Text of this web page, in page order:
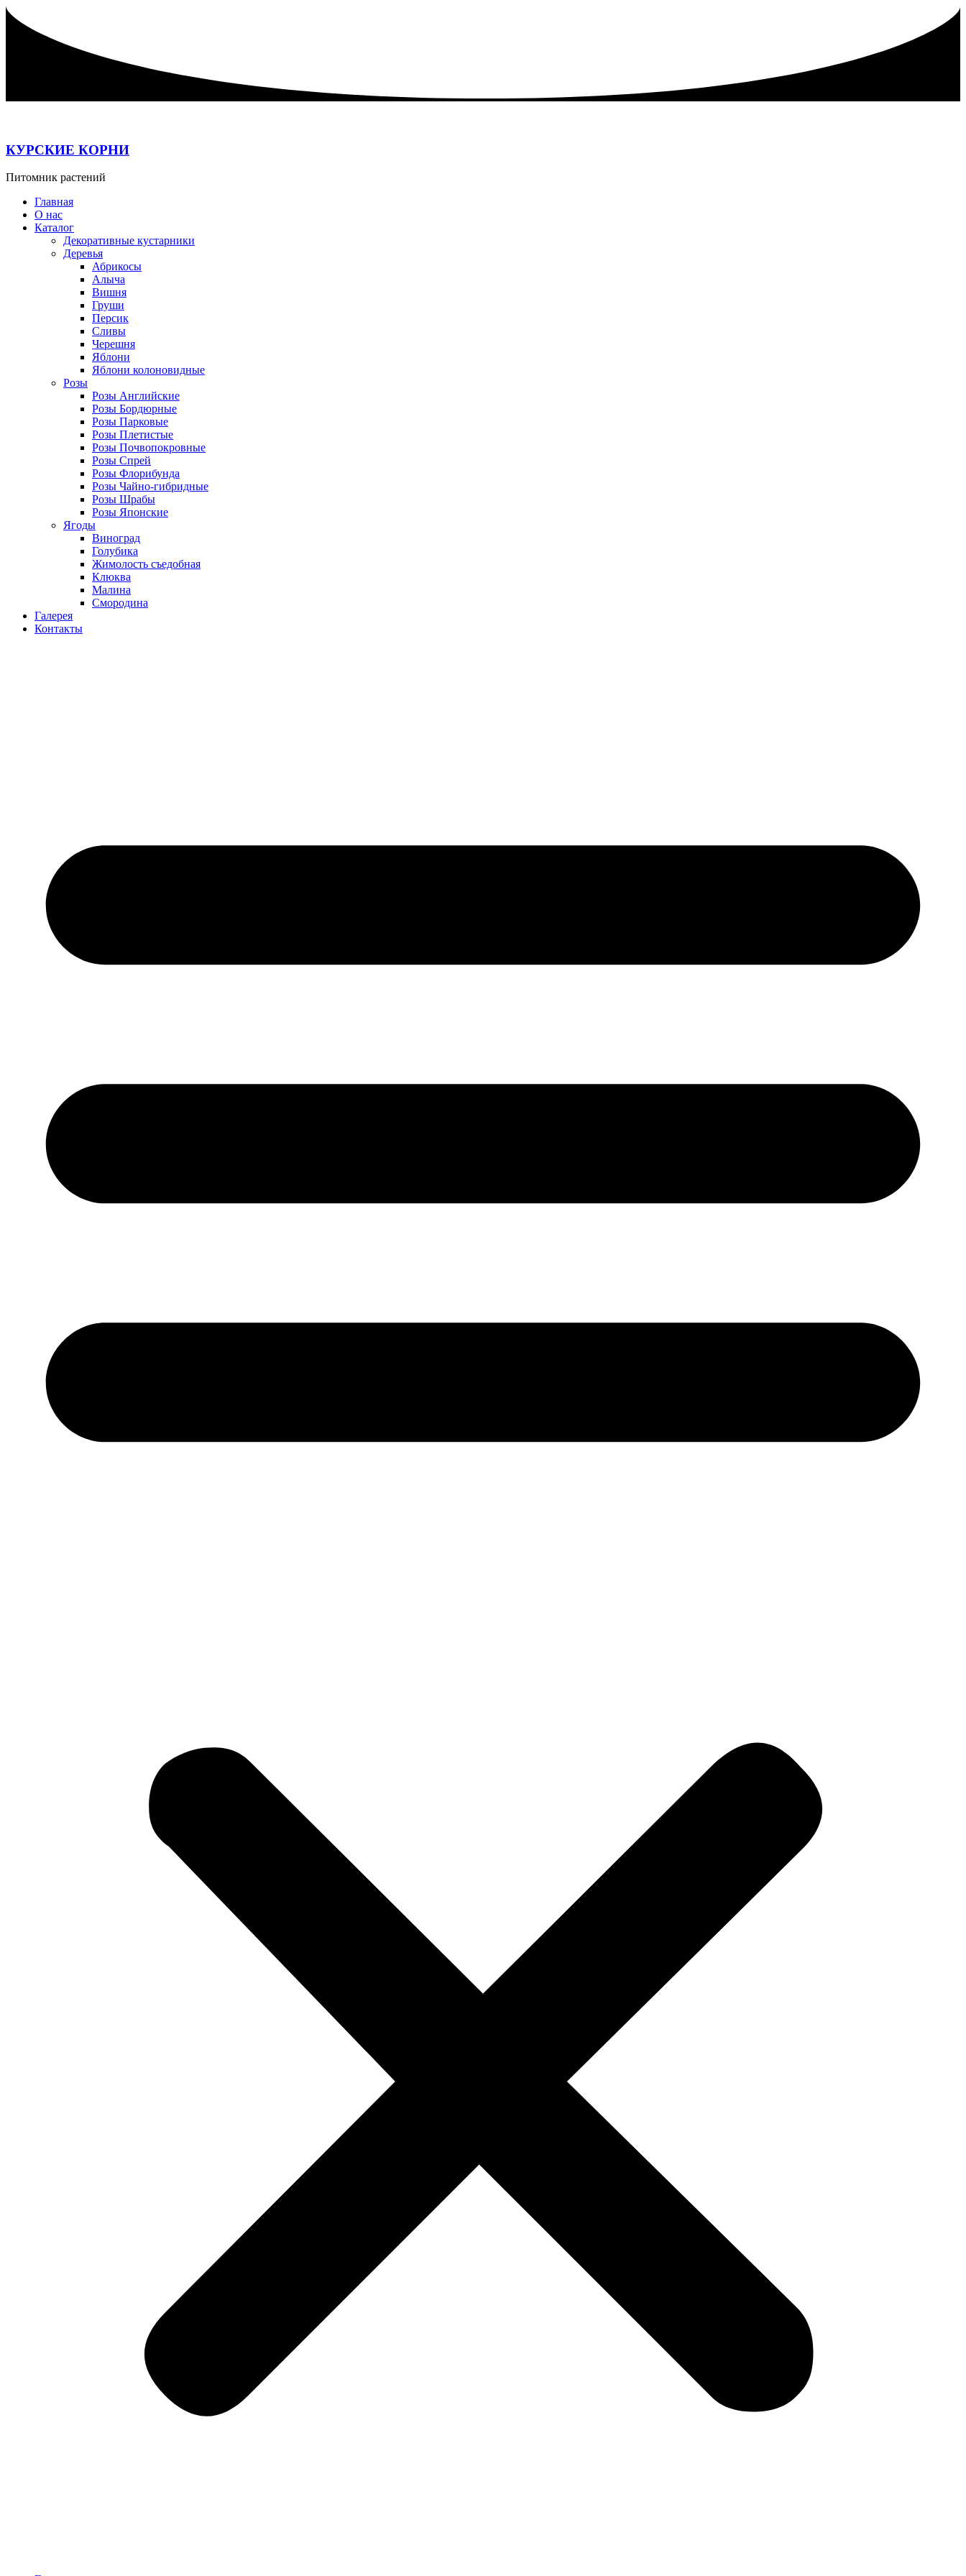
Перейти
содержимому
КУРСКИЕ КОРНИ
Питомник растений
Главная
О нас
Каталог
Декоративные кустарники
Деревья
Абрикосы
Алыча
Вишня
Груши
Персик
Сливы
Черешня
Яблони
Яблони колоновидные
Розы
Розы Английские
Розы Бордюрные
Розы Парковые
Розы Плетистые
Розы Почвопокровные
Розы Спрей
Розы Флорибунда
Розы Чайно-гибридные
Розы Шрабы
Розы Японские
Ягоды
Виноград
Голубика
Жимолость съедобная
Клюква
Малина
Смородина
Галерея
Контакты